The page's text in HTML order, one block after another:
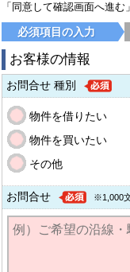
「同意して確認画面へ進む
必須項目の入力
お客様の情報
お問合せ 種別
物件を借りたい
物件を買いたい
その他
お問合せ ※1,000